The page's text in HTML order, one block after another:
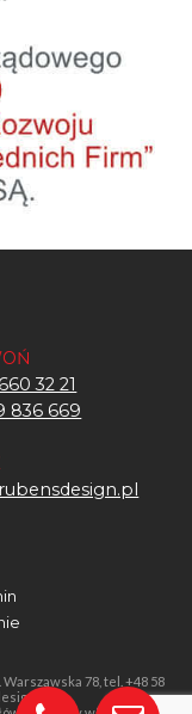
32 21
836 669
Warszawska 78, tel. +48 58